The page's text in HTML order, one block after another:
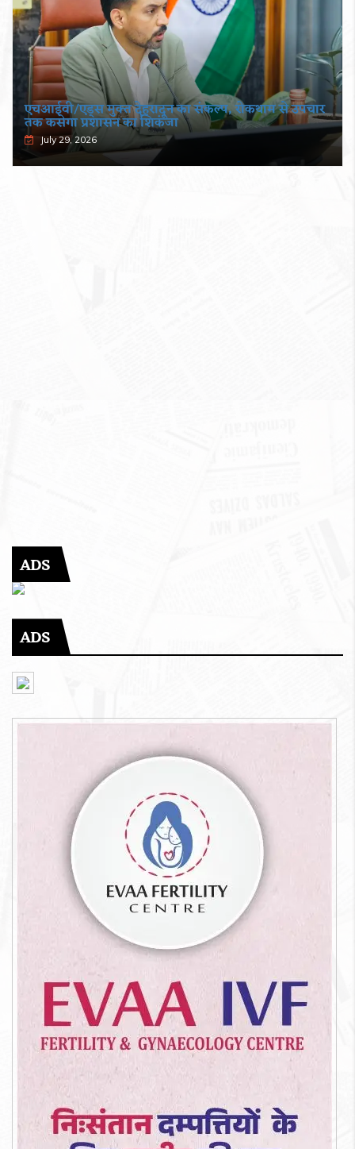
एचआईवी/एड्स मुक्त देहरादून का संकल्प, रोकथाम से उपचार
तक कसेगा प्रशासन का शिकंजा
July 29, 2026
ADS
ADS